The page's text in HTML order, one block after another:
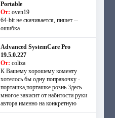
Portable
От: oven19
64-bit не скачивается, пишет --
ошибка
Advanced SystemCare Pro
19.5.0.227
От: coliza
К Вашему хорошему коменту
хотелось бы одну поправочку -
порташка,порташке рознь.Здесь
многое зависит от набитости руки
автора именно на конкретную